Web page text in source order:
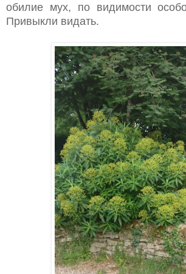
обилие мух, по видимости
Привыкли видать.